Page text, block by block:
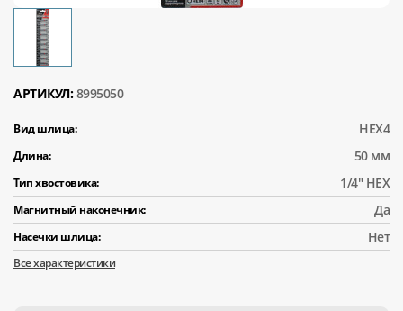
АРТИКУЛ: 8995050
Вид шлица: HEX4
Длина: 50 мм
Тип хвостовика: 1/4" HEX
Магнитный наконечник: Да
Насечки шлица: Нет
Все характеристики